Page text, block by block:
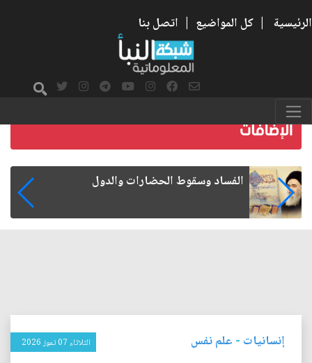
الرئيسية | كل المواضيع | اتصل بنا
رواتب الموظفين على صفيح ساخن
إنسانيات - علم نفس الثلاثاء 07 تموز 2026